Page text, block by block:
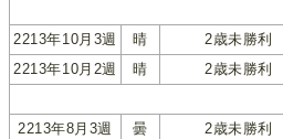
2213年10月3週 晴 2歳未勝利
2213年10月2週
晴 2歳未勝利
2213年8月3週 曇 2歳未勝利